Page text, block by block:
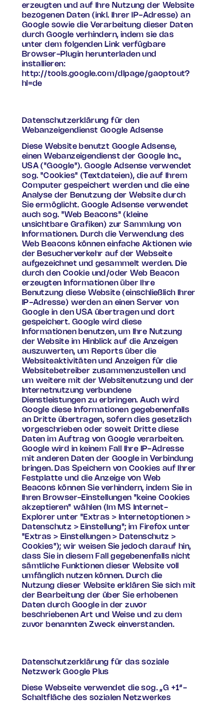
erzeugten und auf Ihre Nutzung der Website
bezogenen Daten (inkl. Ihrer IP-Adresse) an
Google sowie die Verarbeitung dieser Daten
durch Google verhindern, indem sie das
unter dem folgenden Link verfügbare
Browser-Plugin herunterladen und
installieren:
http://tools.google.com/dlpage/gaoptout?
hl=de
Datenschutzerklärung für den
Webanzeigendienst Google Adsense
Diese Website benutzt Google Adsense,
einen Webanzeigendienst der Google Inc.,
USA ("Google"). Google Adsense verwendet
sog. "Cookies" (Textdateien), die auf Ihrem
Computer gespeichert werden und die eine
Analyse der Benutzung der Website durch
Sie ermöglicht. Google Adsense verwendet
auch sog. "Web Beacons" (kleine
unsichtbare Grafiken) zur Sammlung von
Informationen. Durch die Verwendung des
Web Beacons können einfache Aktionen wie
der Besucherverkehr auf der Webseite
aufgezeichnet und gesammelt werden. Die
durch den Cookie und/oder Web Beacon
erzeugten Informationen über Ihre
Benutzung diese Website (einschließlich Ihrer
IP-Adresse) werden an einen Server von
Google in den USA übertragen und dort
gespeichert. Google wird diese
Informationen benutzen, um Ihre Nutzung
der Website im Hinblick auf die Anzeigen
auszuwerten, um Reports über die
Websiteaktivitäten und Anzeigen für die
Websitebetreiber zusammenzustellen und
um weitere mit der Websitenutzung und der
Internetnutzung verbundene
Dienstleistungen zu erbringen. Auch wird
Google diese Informationen gegebenenfalls
an Dritte übertragen, sofern dies gesetzlich
vorgeschrieben oder soweit Dritte diese
Daten im Auftrag von Google verarbeiten.
Google wird in keinem Fall Ihre IP-Adresse
mit anderen Daten der Google in Verbindung
bringen. Das Speichern von Cookies auf Ihrer
Festplatte und die Anzeige von Web
Beacons können Sie verhindern, indem Sie in
Ihren Browser-Einstellungen "keine Cookies
akzeptieren" wählen (Im MS Internet-
Explorer unter "Extras > Internetoptionen >
Datenschutz > Einstellung"; im Firefox unter
"Extras > Einstellungen > Datenschutz >
Cookies"); wir weisen Sie jedoch darauf hin,
dass Sie in diesem Fall gegebenenfalls nicht
sämtliche Funktionen dieser Website voll
umfänglich nutzen können. Durch die
Nutzung dieser Website erklären Sie sich mit
der Bearbeitung der über Sie erhobenen
Daten durch Google in der zuvor
beschriebenen Art und Weise und zu dem
zuvor benannten Zweck einverstanden.
Datenschutzerklärung für das soziale
Netzwerk Google Plus
Diese Webseite verwendet die sog. „G +1“-
Schaltfläche des sozialen Netzwerkes